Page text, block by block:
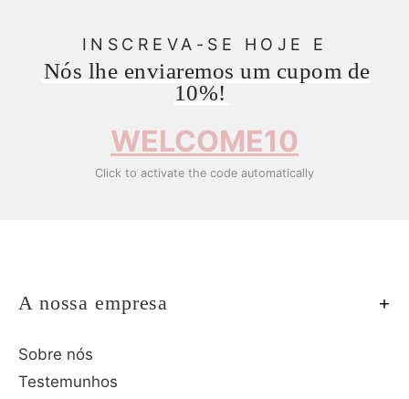
INSCREVA-SE HOJE E
Nós lhe enviaremos um cupom de
10%!
WELCOME10
Click to activate the code automatically
A nossa empresa
Sobre nós
Testemunhos